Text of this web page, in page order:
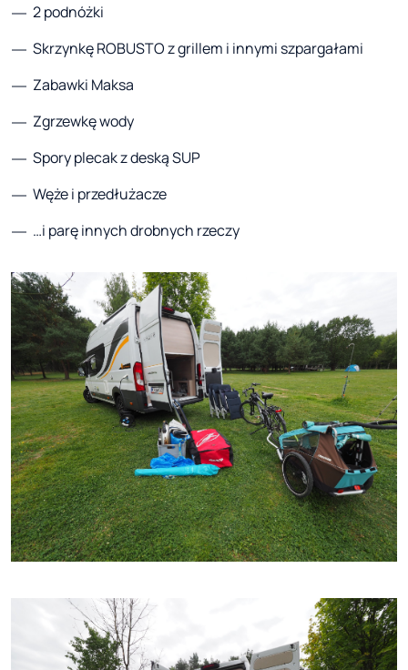
2 podnóżki
Skrzynkę ROBUSTO z grillem i innymi szpargałami
Zabawki Maksa
Zgrzewkę wody
Spory plecak z deską SUP
Węże i przedłużacze
…i parę innych drobnych rzeczy